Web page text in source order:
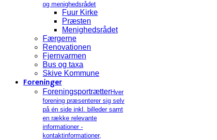
og menighedsrådet
Fuur Kirke
Præsten
Menighedsrådet
Færgerne
Renovationen
Fjernvarmen
Bus og taxa
Skive Kommune
Foreninger
ForeningsportrætterHver
forening præsenterer sig selv
på én side inkl. billeder samt
en række relevante
informationer -
kontaktinformationer,